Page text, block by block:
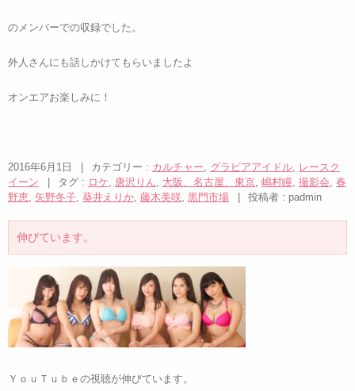
のメンバーでの収録でした。
外人さんにも話しかけてもらいましたよ
オンエアお楽しみに！
2016年6月1日 カテゴリー : カルチャー, グラビアアイドル, レースク
イーン
タグ : ロケ, 唐沢りん, 大阪、名古屋、東京, 嶋村瞳, 撮影会, 春
野恵, 矢野冬子, 葵井えりか, 藤木美咲, 黒門市場 投稿者 : padmin
伸びています。
ＹｏｕＴｕｂｅの視聴が伸びています。